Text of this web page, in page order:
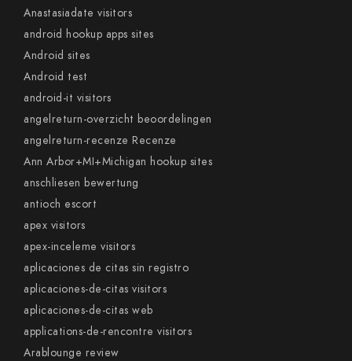
Anastasiadate visitors
android hookup apps sites
Android sites
Android test
android-it visitors
angelreturn-overzicht beoordelingen
angelreturn-recenze Recenze
Ann Arbor+MI+Michigan hookup sites
anschliesen bewertung
antioch escort
apex visitors
apex-inceleme visitors
aplicaciones de citas sin registro
aplicaciones-de-citas visitors
aplicaciones-de-citas web
applications-de-rencontre visitors
Arablounge review